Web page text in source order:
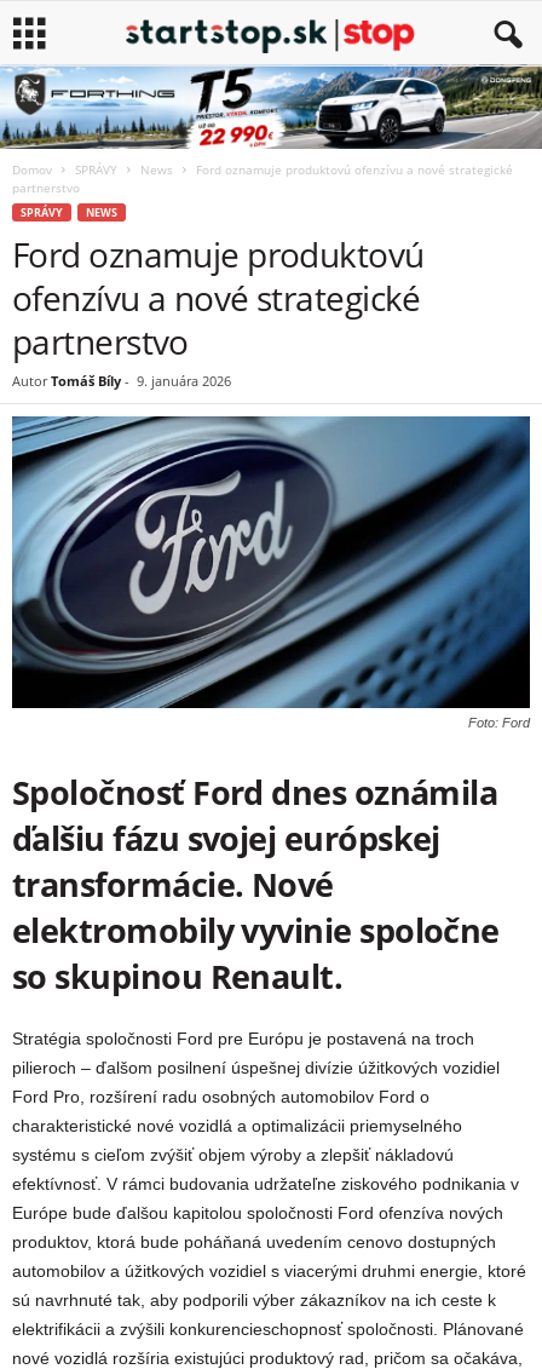
Domov SPRÁVY News
Ford oznamuje produktovú ofenzívu a nové strategické
partnerstvo
SPRÁVY NEWS
Ford oznamuje produktovú
ofenzívu a nové strategické
partnerstvo
Autor Tomáš Bíly - 9. januára 2026
Foto: Ford
Spoločnosť Ford dnes oznámila
ďalšiu fázu svojej európskej
transformácie. Nové
elektromobily vyvinie spoločne
so skupinou Renault.
Stratégia spoločnosti Ford pre Európu je postavená na troch
pilieroch – ďalšom posilnení úspešnej divízie úžitkových vozidiel
Ford Pro, rozšírení radu osobných automobilov Ford o
charakteristické nové vozidlá a optimalizácii priemyselného
systému s cieľom zvýšiť objem výroby a zlepšiť nákladovú
efektívnosť. V rámci budovania udržateľne ziskového podnikania v
Európe bude ďalšou kapitolou spoločnosti Ford ofenzíva nových
produktov, ktorá bude poháňaná uvedením cenovo dostupných
automobilov a úžitkových vozidiel s viacerými druhmi energie, ktoré
sú navrhnuté tak, aby podporili výber zákazníkov na ich ceste k
elektrifikácii a zvýšili konkurencieschopnosť spoločnosti. Plánované
nové vozidlá rozšíria existujúci produktový rad, pričom sa očakáva,